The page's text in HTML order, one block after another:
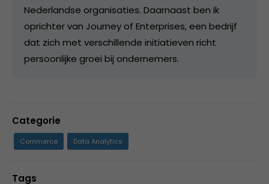
Nederlandse organisaties. Daarnaast ben ik
oprichter van Journey of Enterprises, een bedrijf
dat zich met verschillende initiatieven richt
persoonlijke groei bij ondernemers.
Categorie
Commerce Data Analytics
Tags